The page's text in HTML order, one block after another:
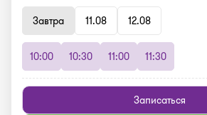
Завтра
11.08 12.08
10:00 10:30 11:00 11:30
Записаться